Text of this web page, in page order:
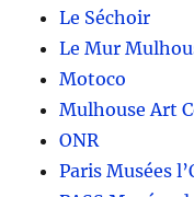
Le Séchoir
Le Mur
Motoco
Mulhouse Art
ONR
Paris Musées